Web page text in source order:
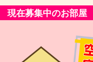
現在募集中のお部屋